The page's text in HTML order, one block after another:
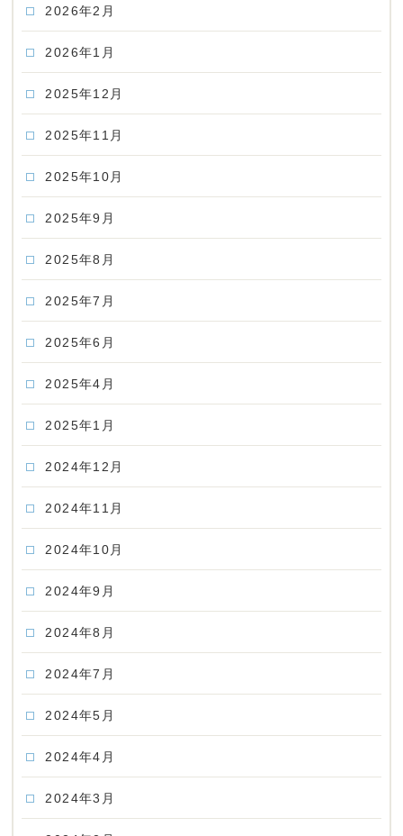
2026年2月
2026年1月
2025年12月
2025年11月
2025年10月
2025年9月
2025年8月
2025年7月
2025年6月
2025年4月
2025年1月
2024年12月
2024年11月
2024年10月
2024年9月
2024年8月
2024年7月
2024年5月
2024年4月
2024年3月